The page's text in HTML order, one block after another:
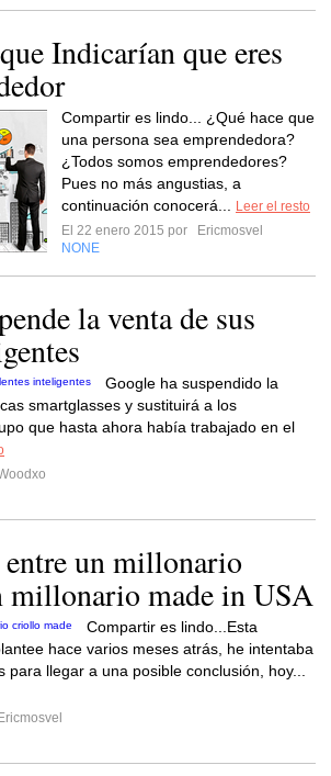
Indicarían que eres
Compartir es lindo... ¿Qué hace que
una persona sea emprendedora?
¿Todos somos emprendedores?
Pues no más angustias, a
continuación conocerá...
Leer el resto
El 22 enero 2015 por
Ericmosvel
NONE
la venta de sus
Google ha suspendido la
smartglasses y sustituirá a los
que hasta ahora había trabajado en el
un millonario
made in USA
Compartir es lindo...Esta
hace varios meses atrás, he intentaba
para llegar a una posible conclusión, hoy...
Ericmosvel